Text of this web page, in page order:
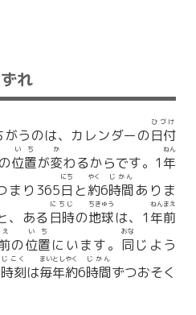
れ
がうのは、カレンダーの日付
ひづけ
の位置
いち
が変
か
わるからです。1 年
ねん
まり365日
にち
と約
やく
6時間
じかん
ありま
、ある日時
にちじ
の地球
ちきゅう
は、1 年
ねん
前
まえ
の位置
いち
にいます。 同
おな
じよう
時刻
じこく
は毎年
まいとし
約
やく
6時間
じかん
ずつおそく